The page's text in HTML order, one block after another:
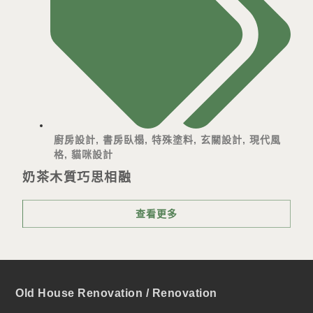
廚房設計,書房臥榻,特殊塗料, 玄關設計,現代風
格,貓咪設計
奶茶木質巧思相融
查看更多
Old House Renovation / Renovation